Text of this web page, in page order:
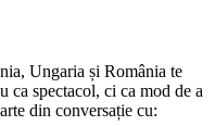
Ungaria și România te
ca spectacol, ci ca mod de a
din conversație cu: